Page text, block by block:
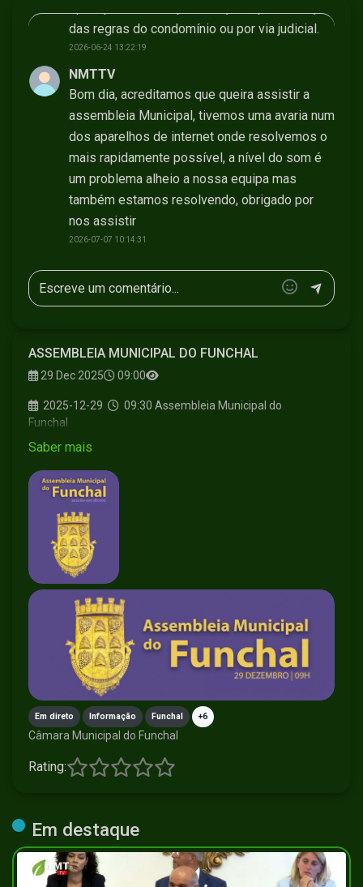
das regras do condomínio ou por via judicial.
2026-06-24 13:22:19
NMTTV
Bom dia, acreditamos que queira assistir a
assembleia Municipal, tivemos uma avaria num
dos aparelhos de internet onde resolvemos o
mais rapidamente possível, a nível do som é
um problema alheio a nossa equipa mas
também estamos resolvendo, obrigado por
nos assistir
2026-07-07 10:14:31
ASSEMBLEIA MUNICIPAL DO FUNCHAL
29 Dec 2025 09:00
2025-12-29 09:30 Assembleia Municipal do
Funchal
2026-02-25
2026-04-29
Funchal
2026-06-24
Funchal
2026-07-07
Funchal
2026-08-21
09:00Assembleia Municipal do
Saber mais
Em direto Informação Funchal +6
Câmara Municipal do Funchal
Rating:
Em destaque